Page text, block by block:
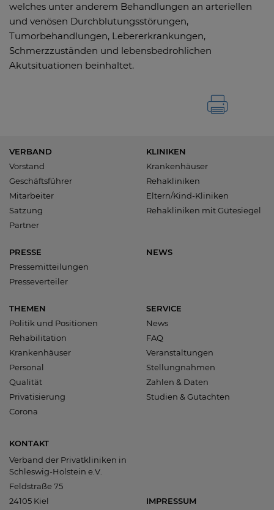
welches unter anderem Behandlungen an arteriellen
und venösen Durchblutungsstörungen,
Tumorbehandlungen, Lebererkrankungen,
Schmerzzuständen und lebensbedrohlichen
Akutsituationen beinhaltet.
VERBAND
Vorstand
Geschäftsführer
Mitarbeiter
Satzung
Partner
KLINIKEN
Krankenhäuser
Rehakliniken
Eltern/Kind-Kliniken
Rehakliniken mit Gütesiegel
PRESSE
Pressemitteilungen
Presseverteiler
NEWS
THEMEN
Politik und Positionen
Rehabilitation
Krankenhäuser
Personal
Qualität
Privatisierung
Corona
SERVICE
News
FAQ
Veranstaltungen
Stellungnahmen
Zahlen & Daten
Studien & Gutachten
KONTAKT
Verband der Privatkliniken in
Schleswig-Holstein e.V.
Feldstraße 75
24105 Kiel
IMPRESSUM